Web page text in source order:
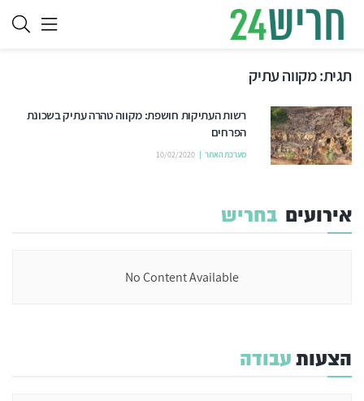
תגית:מקווה עתיק
רשות העתיקות חושפת: מקווה טהרה עתיק בשכונת
הפרחים
מערכת האתר 10/02/2020
אירועים בחריש
No Content Available
הצעותעבודה